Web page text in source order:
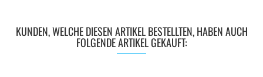
KUNDEN, WELCHE DIESEN ARTIKEL BESTELLTEN, HABEN AUCH
FOLGENDE ARTIKEL GEKAUFT: